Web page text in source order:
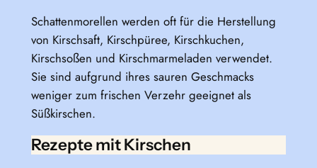
Schattenmorellen werden oft für die Herstellung
von Kirschsaft, Kirschpüree, Kirschkuchen,
Kirschsoßen und Kirschmarmeladen verwendet.
Sie sind aufgrund ihres sauren Geschmacks
weniger zum frischen Verzehr geeignet als
Süßkirschen.
Rezepte mit Kirschen